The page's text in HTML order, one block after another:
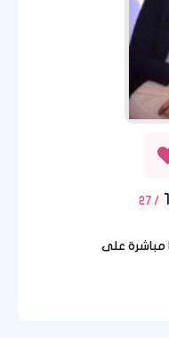
/ 27
مباشرة على